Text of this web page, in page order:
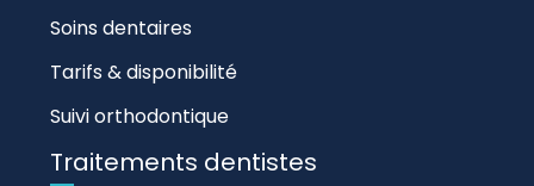
Soins dentaires
Tarifs & disponibilité
Suivi orthodontique
Traitements dentistes